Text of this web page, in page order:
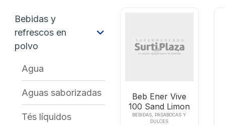
Bebidas y
refrescos en
polvo
Agua
Aguas saborizadas
Tés líquidos
Beb Ener Vive
100 Sand Limon
Latax310 Ml
BEBIDAS, PASABOCAS Y
DULCES